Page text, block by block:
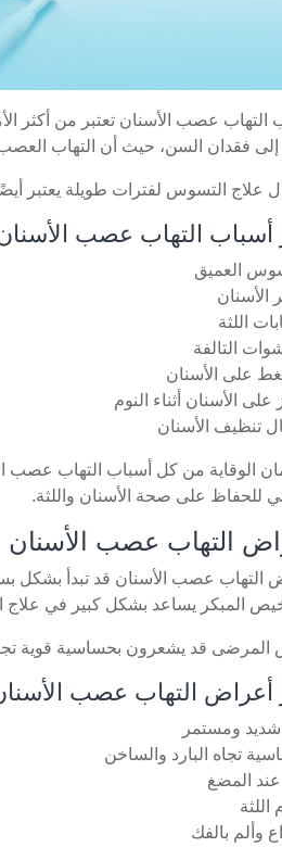
التهاب عصب الأسنان تعتبر من أكثر
فقدان السن، حيث أن التهاب العصب
علاج التسوس لفترات طويلة يعتبر
أسباب التهاب عصب
العميق
الأسنان
اللثة
التالفة
على الأسنان
على الأسنان أثناء النوم
تنظيف الأسنان
الوقاية من كل أسباب التهاب عصب
للحفاظ على صحة الأسنان واللثة.
التهاب عصب الأسنان
التهاب عصب الأسنان قد تبدأ بشكل
المبكر يساعد بشكل كبير في علاج
المرضى قد يشعرون بحساسية قوية
أعراض التهاب عصب
شديد ومستمر
تجاه البارد والساخن
عند المضغ
اللثة
وألم بالفك